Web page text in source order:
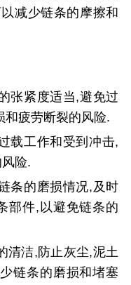
减少链条的摩擦和
张紧度适当,避免过
和疲劳断裂的风险.
载工作和受到冲击,
险.
条的磨损情况,及时
部件,以避免链条的
清洁,防止灰尘,泥土
链条的磨损和堵塞